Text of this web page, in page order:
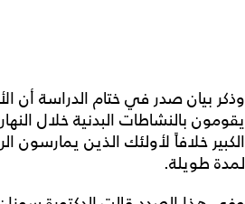
وذكر بيان صدر في ختام الدراسة أن
يقومون بالنشاطات البدنية خلال
الكبير خلافاً لأولئك الذين يمارسون
لمدة طويلة.